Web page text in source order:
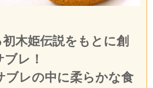
木姫伝説をもとに創
レ！
ブレの中に柔らかな食